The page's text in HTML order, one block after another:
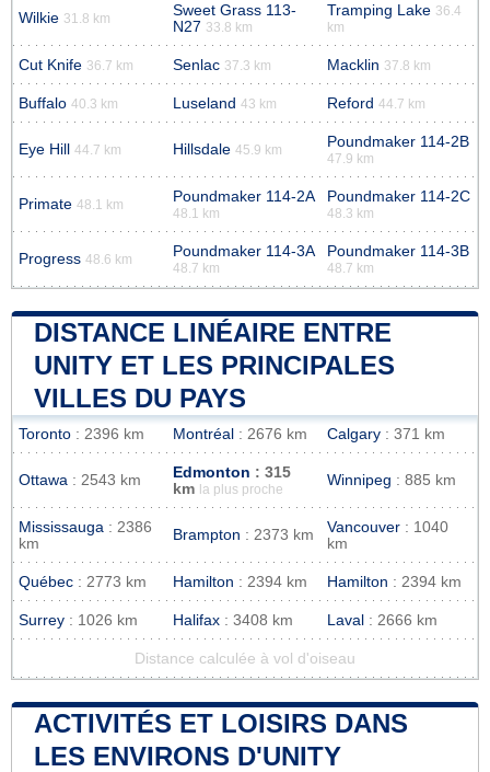
Wilkie 31.8 km
Sweet Grass 113-
N27 33.8 km
Tramping Lake 36.4
km
Cut Knife 36.7 km Senlac 37.3 km Macklin 37.8 km
Buffalo 40.3 km Luseland 43 km Reford 44.7 km
Eye Hill 44.7 km Hillsdale 45.9 km Poundmaker 114-2B
47.9 km
Primate 48.1 km Poundmaker 114-2A
48.1 km
Poundmaker 114-2C
48.3 km
Progress 48.6 km Poundmaker 114-3A
48.7 km
Poundmaker 114-3B
48.7 km
DISTANCE LINÉAIRE ENTRE
UNITY ET LES PRINCIPALES
VILLES DU PAYS
Toronto : 2396 km Montréal : 2676 km Calgary : 371 km
Ottawa : 2543 km Edmonton : 315
km
la plus proche
Winnipeg : 885 km
Mississauga : 2386
km
Brampton : 2373 km Vancouver : 1040
km
Québec : 2773 km Hamilton : 2394 km Hamilton : 2394 km
Surrey : 1026 km Halifax : 3408 km Laval : 2666 km
Distance calculée à vol d'oiseau
ACTIVITÉS ET LOISIRS DANS
LES ENVIRONS D'UNITY